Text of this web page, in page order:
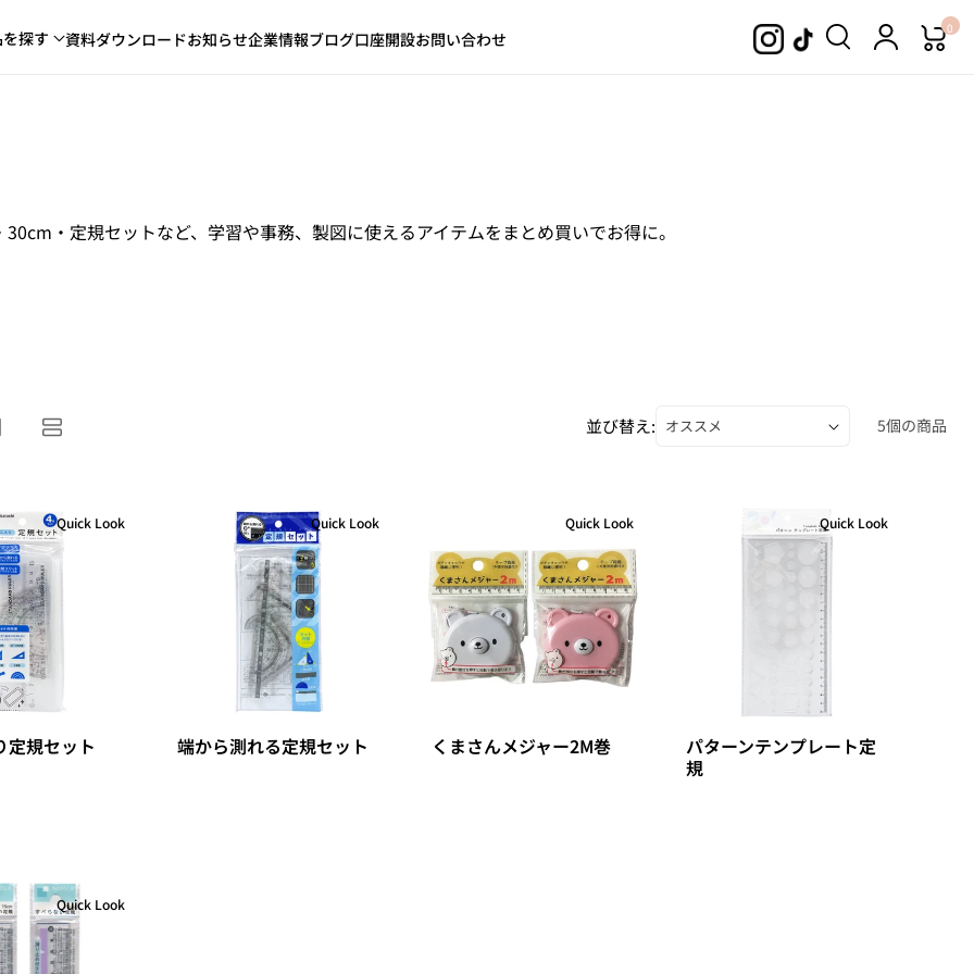
0
探す 資料ダウンロードお知らせ企業情報ブログ口座開設お問い合わせ
・定規セットなど、学習や事務、製図に使えるアイテムをまとめ買いでお得に。
並び替え: 5個の商品
Quick Look
定規セット
Quick Look
端から測れる定規セット
Quick Look
くまさんメジャー2M巻
Quick Look
パターンテンプレート定
規
Quick Look